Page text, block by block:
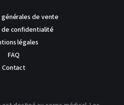
de vente
confidentialité
légales
FAQ
Contact